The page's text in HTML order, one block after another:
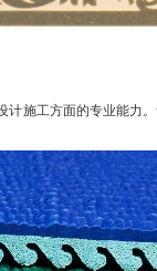
施工方面的专业能力